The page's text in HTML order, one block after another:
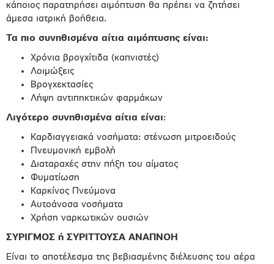
κάποιος παρατηρήσει αιμόπτυση θα πρέπει να ζητήσει
άμεσα ιατρική βοήθεια.
Τα πιο συνηθισμένα αίτια αιμόπτυσης είναι:
Χρόνια βρογχίτιδα (καπνιστές)
Λοιμώξεις
Βρογχεκτασίες
Λήψη αντιπηκτικών φαρμάκων
Λιγότερο συνηθισμένα αίτια είναι:
Καρδιαγγειακά νοσήματα: στένωση μιτροειδούς
Πνευμονική εμβολή
Διαταραχές στην πήξη του αίματος
Φυματίωση
Καρκίνος Πνεύμονα
Αυτοάνοσα νοσήματα
Χρήση ναρκωτικών ουσιών
ΣΥΡΙΓΜΟΣ ή ΣΥΡΙΤΤΟΥΣΑ ΑΝΑΠΝΟΗ
Είναι το αποτέλεσμα της βεβιασμένης διέλευσης του αέρα